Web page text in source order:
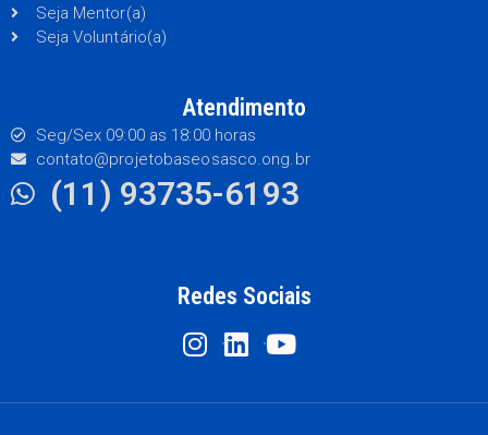
Seja Mentor(a)
Seja Voluntário(a)
Atendimento
Seg/Sex 09:00 as 18:00 horas
contato@projetobaseosasco.ong.br
(11) 93735-6193
Redes Sociais